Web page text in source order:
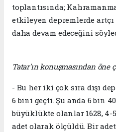
toplantısında;
etkileyen depremlerde
daha devam edeceğini
Tatar'ın konuşmasından öne
- Bu her iki çok sıra dışı
6 bini geçti. Şu anda 6 bin
büyüklükte olanlar 1628, 4-5
adet olarak ölçüldü. Bir